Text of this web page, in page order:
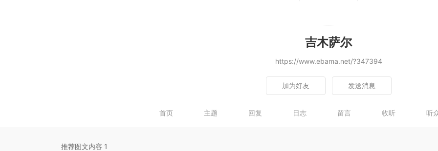
吉木萨尔
https://www.ebama.net/?347394
加为好友 发送消息
首页 主题 回复 日志 留言 收听 听
推荐图文内容 1